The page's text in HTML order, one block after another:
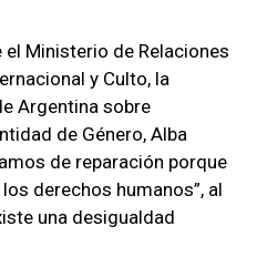
el Ministerio de Relaciones
y Culto, la
Argentina sobre
de Género, Alba
de reparación porque
derechos humanos”, al
una desigualdad